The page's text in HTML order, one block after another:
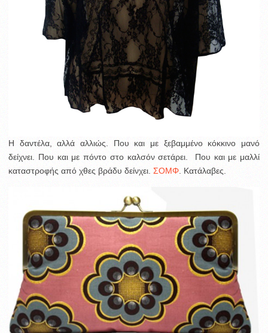
H δαντέλα, αλλά αλλιώς. Που και με ξεβαμμένο κόκκινο μανό
δείχνει. Που και με πόντο στο καλσόν σετάρει. Που και με μαλλί
καταστροφής από χθες βράδυ δείνχει. ΣΟΜΦ . Κατάλαβες.